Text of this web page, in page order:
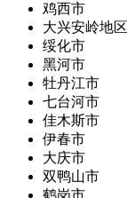
鸡西市
大兴安岭地区
绥化市
黑河市
牡丹江市
七台河市
佳木斯市
伊春市
大庆市
双鸭山市
鹤岗市